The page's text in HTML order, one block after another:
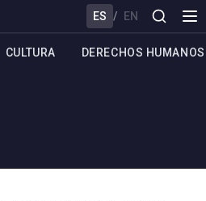
ES / EN
CULTURA DERECHOS HUMANOS